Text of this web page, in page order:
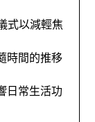
式以減輕焦
時間的推移
日常生活功